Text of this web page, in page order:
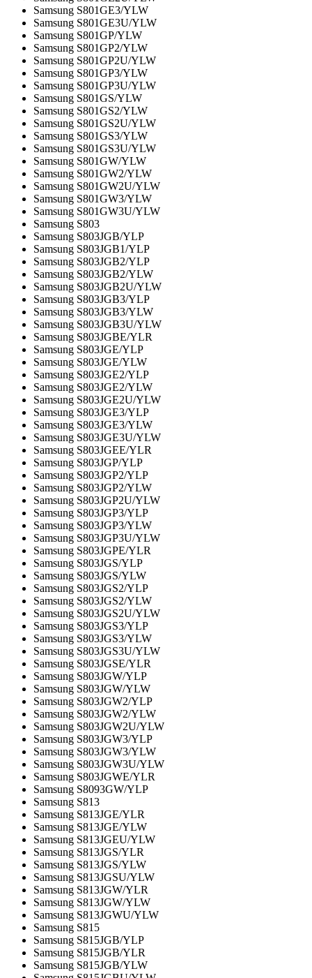
Samsung S801GE3/YLW
Samsung S801GE3U/YLW
Samsung S801GP/YLW
Samsung S801GP2/YLW
Samsung S801GP2U/YLW
Samsung S801GP3/YLW
Samsung S801GP3U/YLW
Samsung S801GS/YLW
Samsung S801GS2/YLW
Samsung S801GS2U/YLW
Samsung S801GS3/YLW
Samsung S801GS3U/YLW
Samsung S801GW/YLW
Samsung S801GW2/YLW
Samsung S801GW2U/YLW
Samsung S801GW3/YLW
Samsung S801GW3U/YLW
Samsung S803
Samsung S803JGB/YLP
Samsung S803JGB1/YLP
Samsung S803JGB2/YLP
Samsung S803JGB2/YLW
Samsung S803JGB2U/YLW
Samsung S803JGB3/YLP
Samsung S803JGB3/YLW
Samsung S803JGB3U/YLW
Samsung S803JGBE/YLR
Samsung S803JGE/YLP
Samsung S803JGE/YLW
Samsung S803JGE2/YLP
Samsung S803JGE2/YLW
Samsung S803JGE2U/YLW
Samsung S803JGE3/YLP
Samsung S803JGE3/YLW
Samsung S803JGE3U/YLW
Samsung S803JGEE/YLR
Samsung S803JGP/YLP
Samsung S803JGP2/YLP
Samsung S803JGP2/YLW
Samsung S803JGP2U/YLW
Samsung S803JGP3/YLP
Samsung S803JGP3/YLW
Samsung S803JGP3U/YLW
Samsung S803JGPE/YLR
Samsung S803JGS/YLP
Samsung S803JGS/YLW
Samsung S803JGS2/YLP
Samsung S803JGS2/YLW
Samsung S803JGS2U/YLW
Samsung S803JGS3/YLP
Samsung S803JGS3/YLW
Samsung S803JGS3U/YLW
Samsung S803JGSE/YLR
Samsung S803JGW/YLP
Samsung S803JGW/YLW
Samsung S803JGW2/YLP
Samsung S803JGW2/YLW
Samsung S803JGW2U/YLW
Samsung S803JGW3/YLP
Samsung S803JGW3/YLW
Samsung S803JGW3U/YLW
Samsung S803JGWE/YLR
Samsung S8093GW/YLP
Samsung S813
Samsung S813JGE/YLR
Samsung S813JGE/YLW
Samsung S813JGEU/YLW
Samsung S813JGS/YLR
Samsung S813JGS/YLW
Samsung S813JGSU/YLW
Samsung S813JGW/YLR
Samsung S813JGW/YLW
Samsung S813JGWU/YLW
Samsung S815
Samsung S815JGB/YLP
Samsung S815JGB/YLR
Samsung S815JGB/YLW